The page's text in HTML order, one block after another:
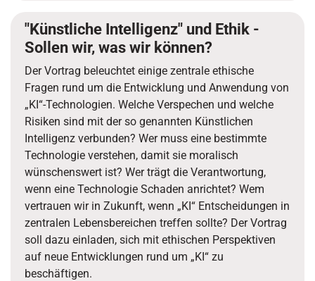
"Künstliche Intelligenz" und Ethik -
Sollen wir, was wir können?
Der Vortrag beleuchtet einige zentrale ethische
Fragen rund um die Entwicklung und Anwendung von
„KI“-Technologien. Welche Verspechen und welche
Risiken sind mit der so genannten Künstlichen
Intelligenz verbunden? Wer muss eine bestimmte
Technologie verstehen, damit sie moralisch
wünschenswert ist? Wer trägt die Verantwortung,
wenn eine Technologie Schaden anrichtet? Wem
vertrauen wir in Zukunft, wenn „KI“ Entscheidungen in
zentralen Lebensbereichen treffen sollte? Der Vortrag
soll dazu einladen, sich mit ethischen Perspektiven
auf neue Entwicklungen rund um „KI“ zu
beschäftigen.